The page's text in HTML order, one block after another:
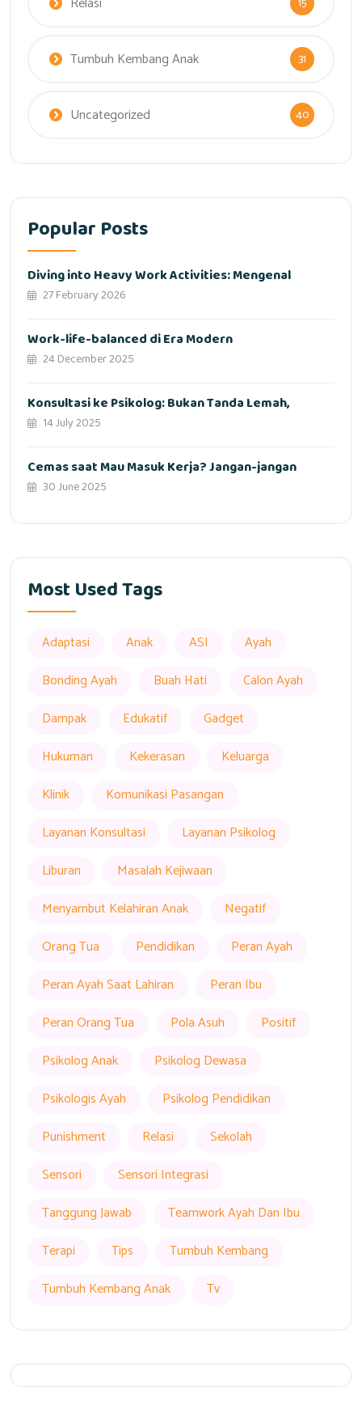
Tumbuh Kembang Anak 31
Uncategorized 40
Popular Posts
Diving into Heavy Work Activities: Mengenal
27 February 2026
Work-life-balanced di Era Modern
24 December 2025
Konsultasi ke Psikolog: Bukan Tanda Lemah,
14 July 2025
Cemas saat Mau Masuk Kerja? Jangan-jangan
30 June 2025
Most Used Tags
Adaptasi Anak ASI
Ayah
Bonding Ayah
Buah Hati
Calon Ayah
Dampak
Edukatif
Gadget
Hukuman
Kekerasan
Keluarga
Klinik
Komunikasi Pasangan
Layanan Konsultasi
Layanan Psikolog
Liburan
Masalah Kejiwaan
Menyambut Kelahiran Anak
Negatif
Orang Tua
Pendidikan
Peran Ayah
Peran Ayah Saat Lahiran
Peran Ibu
Peran Orang Tua
Pola Asuh
Positif
Psikolog Anak
Psikolog Dewasa
Psikologis Ayah
Psikolog Pendidikan
Punishment
Relasi
Sekolah
Sensori
Sensori Integrasi
Tanggung Jawab
Teamwork Ayah Dan Ibu
Terapi
Tips
Tumbuh Kembang
Tumbuh Kembang Anak
Tv